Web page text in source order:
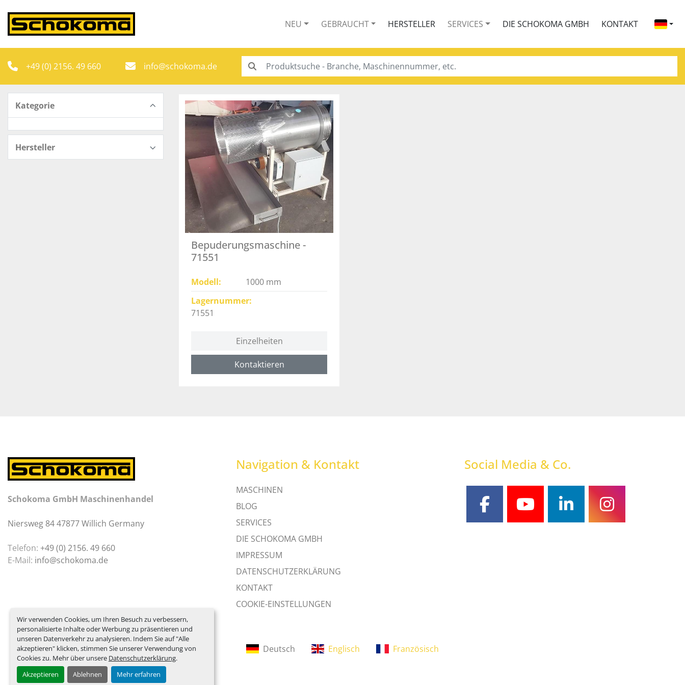
Wir verwenden Cookies, um Ihren Besuch zu verbessern,
personalisierte Inhalte oder Werbung zu präsentieren und
unseren Datenverkehr zu analysieren. Indem Sie auf "Alle
akzeptieren" klicken, stimmen Sie unserer Verwendung von
Cookies zu. Mehr über unsere Datenschutzerklärung.
Akzeptieren
Ablehnen Mehr erfahren
NEU GEBRAUCHT HERSTELLER SERVICES DIE SCHOKOMA GMBH KONTAKT
+49 (0) 2156. 49 660 info@schokoma.de
Kategorie
Hersteller
Bepuderungsmaschine -
71551
Modell
1000 mm
Lagernummer
71551
Einzelheiten
Kontaktieren
Schokoma GmbH Maschinenhandel
Niersweg 84 47877 Willich Germany
Telefon: +49 (0) 2156. 49 660
E-Mail: info@schokoma.de
Navigation & Kontakt
MASCHINEN
BLOG
SERVICES
DIE SCHOKOMA GMBH
IMPRESSUM
DATENSCHUTZERKLÄRUNG
KONTAKT
COOKIE-EINSTELLUNGEN
Social Media & Co.
facebookyoutubelinkedininstagram
Deutsch Englisch Französisch